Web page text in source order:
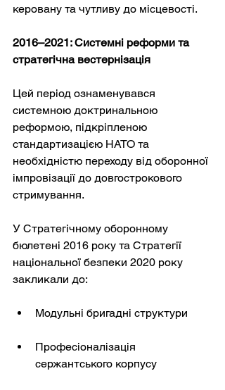
керовану та чутливу до місцевості.
2016–2021: Системні реформи та
стратегічна вестернізація
Цей період ознаменувався
системною доктринальною
реформою, підкріпленою
стандартизацією НАТО та
необхідністю переходу від оборонної
імпровізації до довгострокового
стримування.
У Стратегічному оборонному
бюлетені 2016 року та Стратегії
національної безпеки 2020 року
закликали до:
Модульні бригадні структури
Професіоналізація
сержантського корпусу